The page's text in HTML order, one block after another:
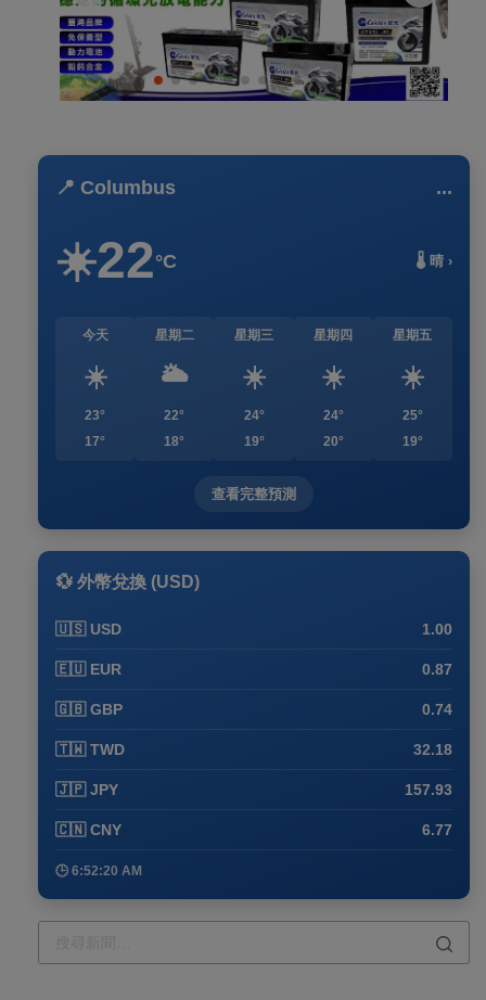
📍 Columbus ...
☀️22°C 🌡️ 晴 ›
今天
☀️
23°
17°
星期二
🌥️
22°
18°
星期三
☀️
24°
19°
星期四
☀️
24°
20°
星期五
☀️
25°
19°
查看完整預測
💱 外幣兌換 (USD)
🇺🇸 USD 1.00
🇪🇺 EUR 0.87
🇬🇧 GBP 0.74
🇹🇼 TWD 32.18
🇯🇵 JPY 157.93
🇨🇳 CNY 6.77
🕒 6:52:20 AM